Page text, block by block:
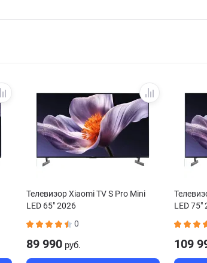
Телевизор Xiaomi TV S Pro Mini
LED 65" 2026
0
89 990руб.
LED 75"
109